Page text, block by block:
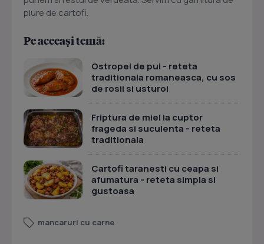
piure de cartofi.
Pe aceeași temă:
Ostropel de pui - reteta
traditionala romaneasca, cu sos
de rosii si usturoi
Friptura de miel la cuptor
frageda si suculenta - reteta
traditionala
Cartofi taranesti cu ceapa si
afumatura - reteta simpla si
gustoasa
mancaruri cu carne